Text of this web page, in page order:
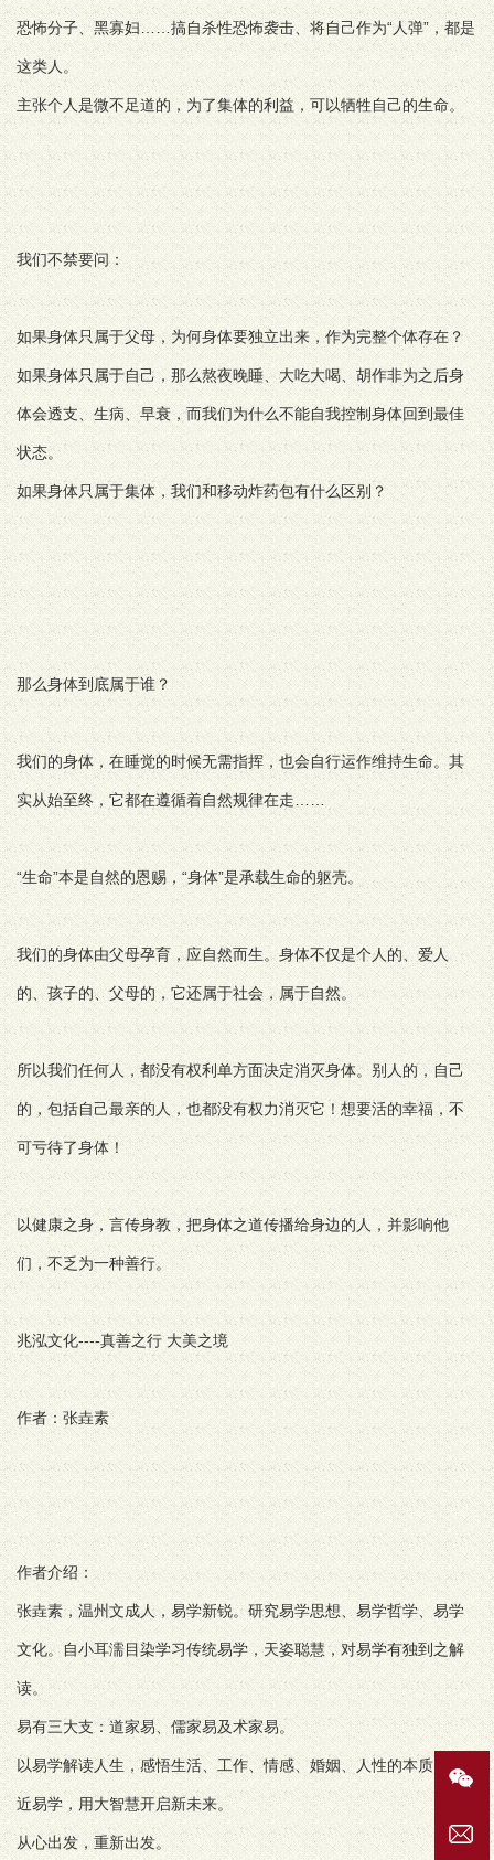
恐怖分子、黑寡妇……搞自杀性恐怖袭击、将自己作为“人弹”，都是
这类人。
主张个人是微不足道的，为了集体的利益，可以牺牲自己的生命。
我们不禁要问：
如果身体只属于父母，为何身体要独立出来，作为完整个体存在？
如果身体只属于自己，那么熬夜晚睡、大吃大喝、胡作非为之后身
体会透支、生病、早衰，而我们为什么不能自我控制身体回到最佳
状态。
如果身体只属于集体，我们和移动炸药包有什么区别？
那么身体到底属于谁？
我们的身体，在睡觉的时候无需指挥，也会自行运作维持生命。其
实从始至终，它都在遵循着自然规律在走……
“生命”本是自然的恩赐，“身体”是承载生命的躯壳。
我们的身体由父母孕育，应自然而生。身体不仅是个人的、爱人
的、孩子的、父母的，它还属于社会，属于自然。
所以我们任何人，都没有权利单方面决定消灭身体。别人的，自己
的，包括自己最亲的人，也都没有权力消灭它！想要活的幸福，不
可亏待了身体！
以健康之身，言传身教，把身体之道传播给身边的人，并影响他
们，不乏为一种善行。
兆泓文化----真善之行 大美之境
作者：张垚素
作者介绍：
张垚素，温州文成人，易学新锐。研究易学思想、易学哲学、易学
文化。自小耳濡目染学习传统易学，天姿聪慧，对易学有独到之解
读。
易有三大支：道家易、儒家易及术家易。
以易学解读人生，感悟生活、工作、情感、婚姻、人性的本质。走
近易学，用大智慧开启新未来。
从心出发，重新出发。